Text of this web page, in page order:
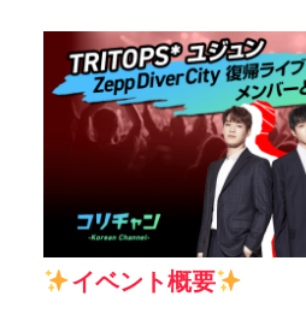
イベント概要